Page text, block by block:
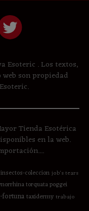
Esoteric . Los textos,
son propiedad
Tienda Esotérica
en la web.
insectos-coleccion job's tears
torquata poggei
fortunataxidermy trabajo